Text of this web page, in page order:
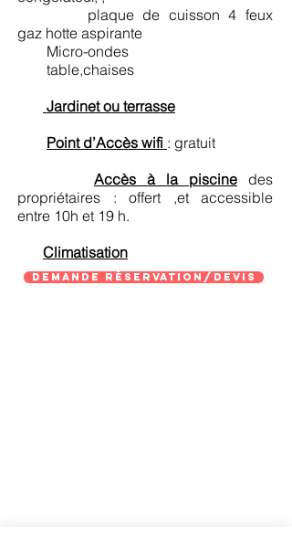
plaque de cuisson 4 feux
gaz hotte aspirante
Micro-ondes
table,chaises
Jardinet ou terrasse
Point d’Accès wifi : gratuit
Accès à la piscine des
propriétaires : offert ,et accessible
entre 10h et 19 h.
Climatisation
demande réservation/devis